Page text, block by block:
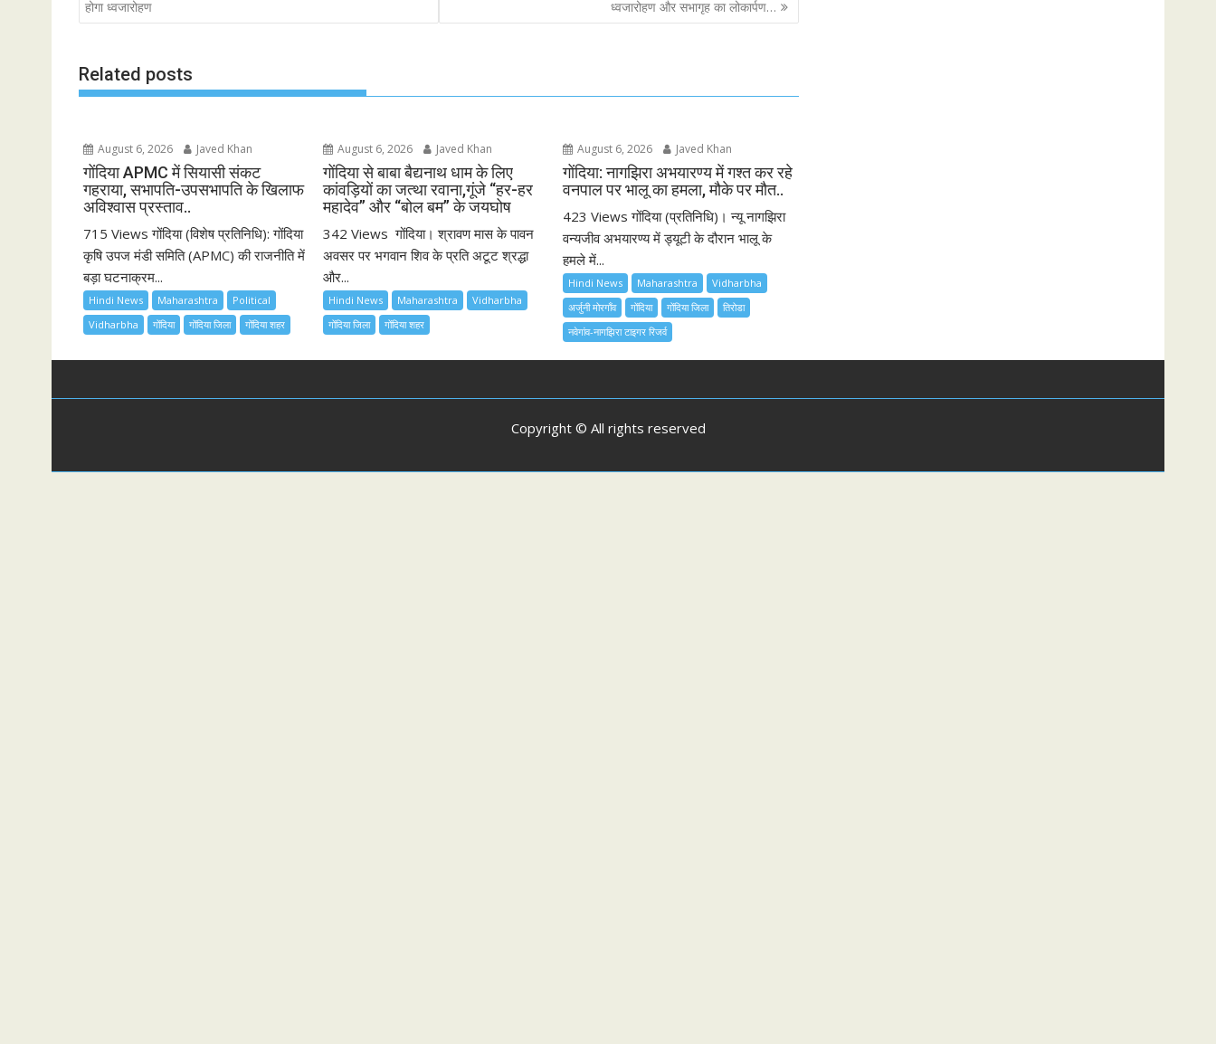
o
r
p
o
n
a
i
g
a
i
o
n
होगा ध्वजारोहण
ध्वजारोहण और सभागृह का लोकार्पण…
Related posts
August 6, 2026 Javed Khan
गोंदिया APMC में सियासी संकट
गहराया, सभापति-उपसभापति के खिलाफ
अविश्वास प्रस्ताव..
715 Views गोंदिया (विशेष प्रतिनिधि): गोंदिया
कृषि उपज मंडी समिति (APMC) की राजनीति में
बड़ा घटनाक्रम...
Hindi News Maharashtra
Political
Vidharbha
गोंदिया गोंदिया जिला गोंदिया शहर
August 6, 2026 Javed Khan
गोंदिया से बाबा बैद्यनाथ धाम के लिए
कांवड़ियों का जत्था रवाना,गूंजे “हर-हर
महादेव” और “बोल बम” के जयघोष
342 Views गोंदिया। श्रावण मास के पावन
अवसर पर भगवान शिव के प्रति अटूट श्रद्धा
और...
Hindi News Maharashtra
Vidharbha
गोंदिया जिला
गोंदिया शहर
August 6, 2026 Javed Khan
गोंदिया: नागझिरा अभयारण्य में गश्त कर रहे
वनपाल पर भालू का हमला, मौके पर मौत..
423 Views गोंदिया (प्रतिनिधि)। न्यू नागझिरा
वन्यजीव अभयारण्य में ड्यूटी के दौरान भालू के
हमले में...
Hindi News Maharashtra
Vidharbha
अर्जुनी मोरगाँव
गोंदिया गोंदिया जिला
तिरोडा
नवेगांव-नागझिरा टाइगर रिजर्व
Copyright © All rights reserved